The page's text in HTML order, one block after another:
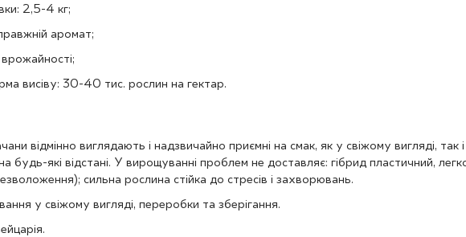
2,5-4 кг;
аромат;
висіву: 30-40 тис. рослин на гектар.
відмінно виглядають і надзвичайно приємні на смак, як у свіжому вигляді,
будь-які відстані. У вирощуванні проблем не доставляє: гібрид пластичний,
сильна рослина стійка до стресів і захворювань.
у свіжому вигляді, переробки та зберігання.